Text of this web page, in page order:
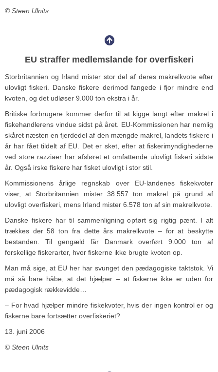
© Steen Ulnits
EU straffer medlemslande for overfiskeri
Storbritannien og Irland mister stor del af deres makrelkvote efter
ulovligt fiskeri. Danske fiskere derimod fangede i fjor mindre end
kvoten, og det udløser 9.000 ton ekstra i år.
Britiske forbrugere kommer derfor til at kigge langt efter makrel i
fiskehandlerens vindue sidst på året. EU-Kommissionen har nemlig
skåret næsten en fjerdedel af den mængde makrel, landets fiskere i
år har fået tildelt af EU. Det er sket, efter at fiskerimyndighederne
ved store razziaer har afsløret et omfattende ulovligt fiskeri sidste
år. Også irske fiskere har fisket ulovligt i stor stil.
Kommissionens årlige regnskab over EU-landenes fiskekvoter
viser, at Storbritannien mister 38.557 ton makrel på grund af
ulovligt overfiskeri, mens Irland mister 6.578 ton af sin makrelkvote.
Danske fiskere har til sammenligning opført sig rigtig pænt. I alt
trækkes der 58 ton fra dette års makrelkvote – for at beskytte
bestanden. Til gengæld får Danmark overført 9.000 ton af
forskellige fiskerarter, hvor fiskerne ikke brugte kvoten op.
Man må sige, at EU her har svunget den pædagogiske taktstok. Vi
må så bare håbe, at det hjælper – at fiskerne ikke er uden for
pædagogisk rækkevidde…
– For hvad hjælper mindre fiskekvoter, hvis der ingen kontrol er og
fiskerne bare fortsætter overfiskeriet?
13. juni 2006
© Steen Ulnits